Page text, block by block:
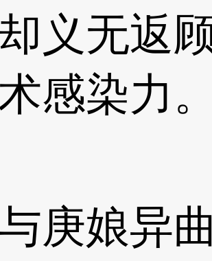
义无返
感染力
娘异曲